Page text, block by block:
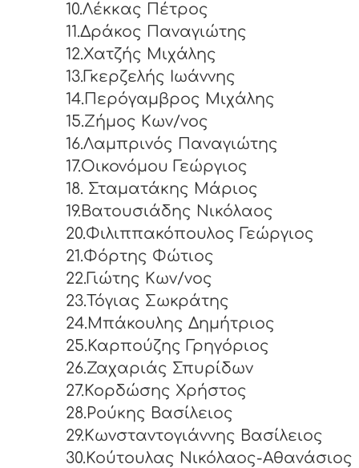
10.Λέκκας Πέτρος
11.Δράκος Παναγιώτης
12.Χατζής Μιχάλης
13.Γκερζελής Ιωάννης
14.Περόγαμβρος Μιχάλης
15.Ζήμος Κων/νος
16.Λαμπρινός Παναγιώτης
17.Οικονόμου Γεώργιος
18. Σταματάκης Μάριος
19.Βατουσιάδης Νικόλαος
20.Φιλιππακόπουλος Γεώργιος
21.Φόρτης Φώτιος
22.Γιώτης Κων/νος
23.Τόγιας Σωκράτης
24.Μπάκουλης Δημήτριος
25.Καρπούζης Γρηγόριος
26.Ζαχαριάς Σπυρίδων
27.Κορδώσης Χρήστος
28.Ρούκης Βασίλειος
29.Κωνσταντογιάννης Βασίλειος
30.Κούτουλας Νικόλαος-Αθανάσιος